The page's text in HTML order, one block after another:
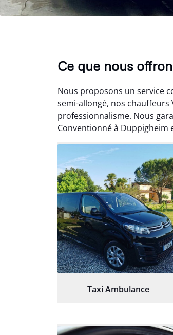
Ce que nous
Nous proposons un service
semi-allongé, nos chauffeurs
professionnalisme. Nous
Conventionné à
Taxi Ambulance